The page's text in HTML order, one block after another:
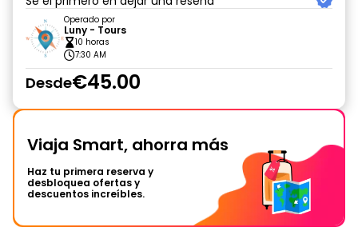
Operado por
Luny - Tours
10 horas
7:30 AM
Desde€45.00
Viaja Smart, ahorra más
Haz tu primera reserva y
desbloquea ofertas y
descuentos increíbles.